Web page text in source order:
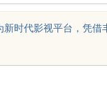
新时代影视平台，凭